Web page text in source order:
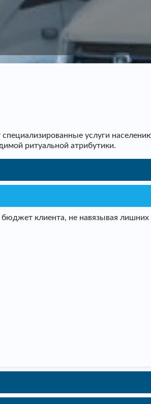
услуги
ритуальной атрибутики.
клиента, не навязывая лишних